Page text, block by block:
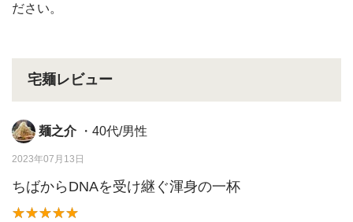
ださい。
宅麺レビュー
麺之介 ・40代/男性
2023年07月13日
ちばからDNAを受け継ぐ渾身の一杯